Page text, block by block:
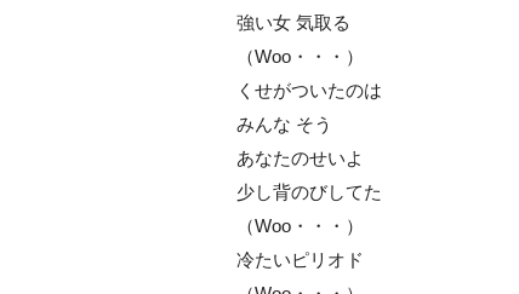
強い女 気取る
（Woo・・・）
くせがついたのは
みんな そう
あなたのせいよ
少し背のびしてた
（Woo・・・）
冷たいピリオド